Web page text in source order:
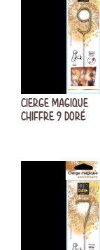
CIERGE MAGIQUE
CHIFFRE 9 DORÉ